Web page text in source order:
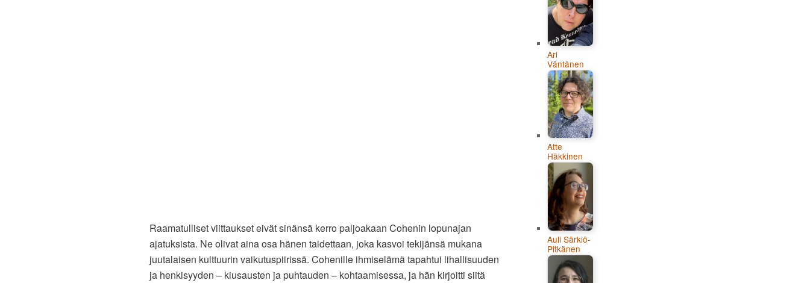
Raamatulliset viittaukset eivät sinänsä kerro paljoakaan Cohenin lopunajan
ajatuksista. Ne olivat aina osa hänen taidettaan, joka kasvoi tekijänsä mukana
juutalaisen kulttuurin vaikutuspiirissä. Cohenille ihmiselämä tapahtui lihallisuuden
ja henkisyyden – kiusausten ja puhtauden – kohtaamisessa, ja hän kirjoitti siitä
Ari
Väntänen
Atte
Häkkinen
Auli Särkiö-
Pitkänen